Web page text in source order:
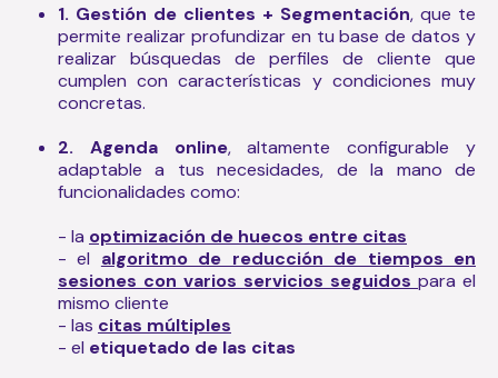
1. Gestión de clientes + Segmentación, que te
permite realizar profundizar en tu base de datos y
realizar búsquedas de perfiles de cliente que
cumplen con características y condiciones muy
concretas.
2. Agenda online, altamente configurable y
adaptable a tus necesidades, de la mano de
funcionalidades como:
- la optimización de huecos entre citas
- el algoritmo de reducción de tiempos en
sesiones con varios servicios seguidos para el
mismo cliente
- las citas múltiples
- el etiquetado de las citas